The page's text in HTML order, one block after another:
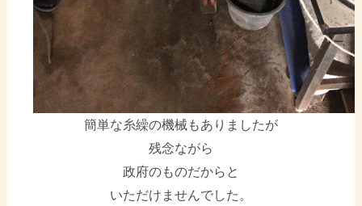
簡単な糸繰の機械もありましたが
残念ながら
政府のものだからと
いただけませんでした。